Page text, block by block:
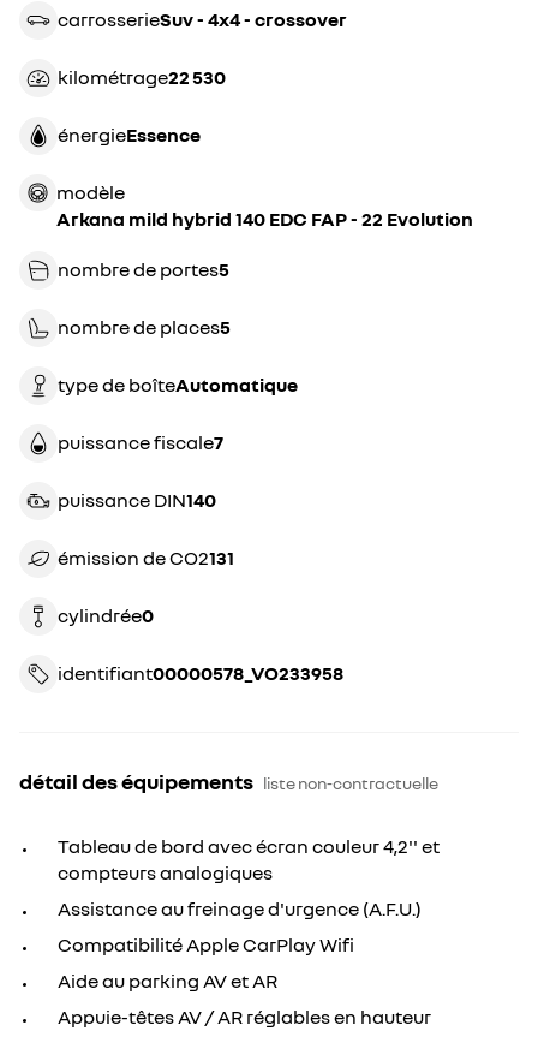
carrosserie suv - 4x4 - crossover
kilométrage 22 530
énergie essence
modèle
Arkana mild hybrid 140 EDC FAP - 22 Evolution
nombre de portes5
nombre de places5
type de boîte automatique
puissance fiscale7
puissance DIN 140
émission de CO2 131
cylindrée0
identifiant 00000578_VO233958
détail des équipements liste non-contractuelle
Tableau de bord avec écran couleur 4,2'' et
compteurs analogiques
Assistance au freinage d'urgence (A.F.U.)
Compatibilité Apple CarPlay Wifi
Aide au parking AV et AR
Appuie-têtes AV / AR réglables en hauteur